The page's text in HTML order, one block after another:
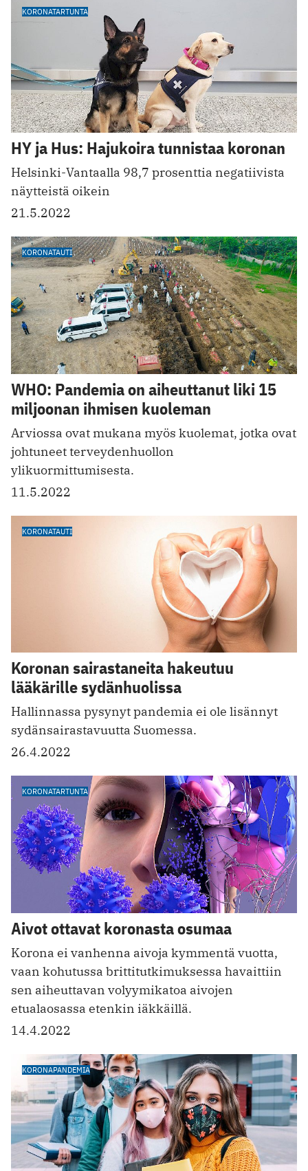
KORONATARTUNTA
HY ja Hus: Hajukoira tunnistaa koronan
Helsinki-Vantaalla 98,7 prosenttia negatiivista
näytteistä oikein
21.5.2022
KORONATAUTI
WHO: Pandemia on aiheuttanut liki 15
miljoonan ihmisen kuoleman
Arviossa ovat mukana myös kuolemat, jotka ovat
johtuneet terveydenhuollon
ylikuormittumisesta.
11.5.2022
KORONATAUTI
Koronan sairastaneita hakeutuu
lääkärille sydänhuolissa
Hallinnassa pysynyt pandemia ei ole lisännyt
sydänsairastavuutta Suomessa.
26.4.2022
KORONATARTUNTA
Aivot ottavat koronasta osumaa
Korona ei vanhenna aivoja kymmentä vuotta,
vaan kohutussa brittitutkimuksessa havaittiin
sen aiheuttavan volyymikatoa aivojen
etualaosassa etenkin iäkkäillä.
14.4.2022
KORONAPANDEMIA